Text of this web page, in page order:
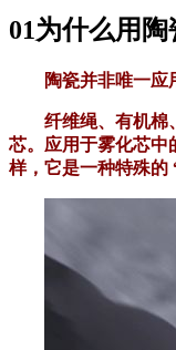
01为什么用陶
陶瓷并非唯一应
纤维绳、有机棉
芯。应用于雾化芯中
样，它是一种特殊的